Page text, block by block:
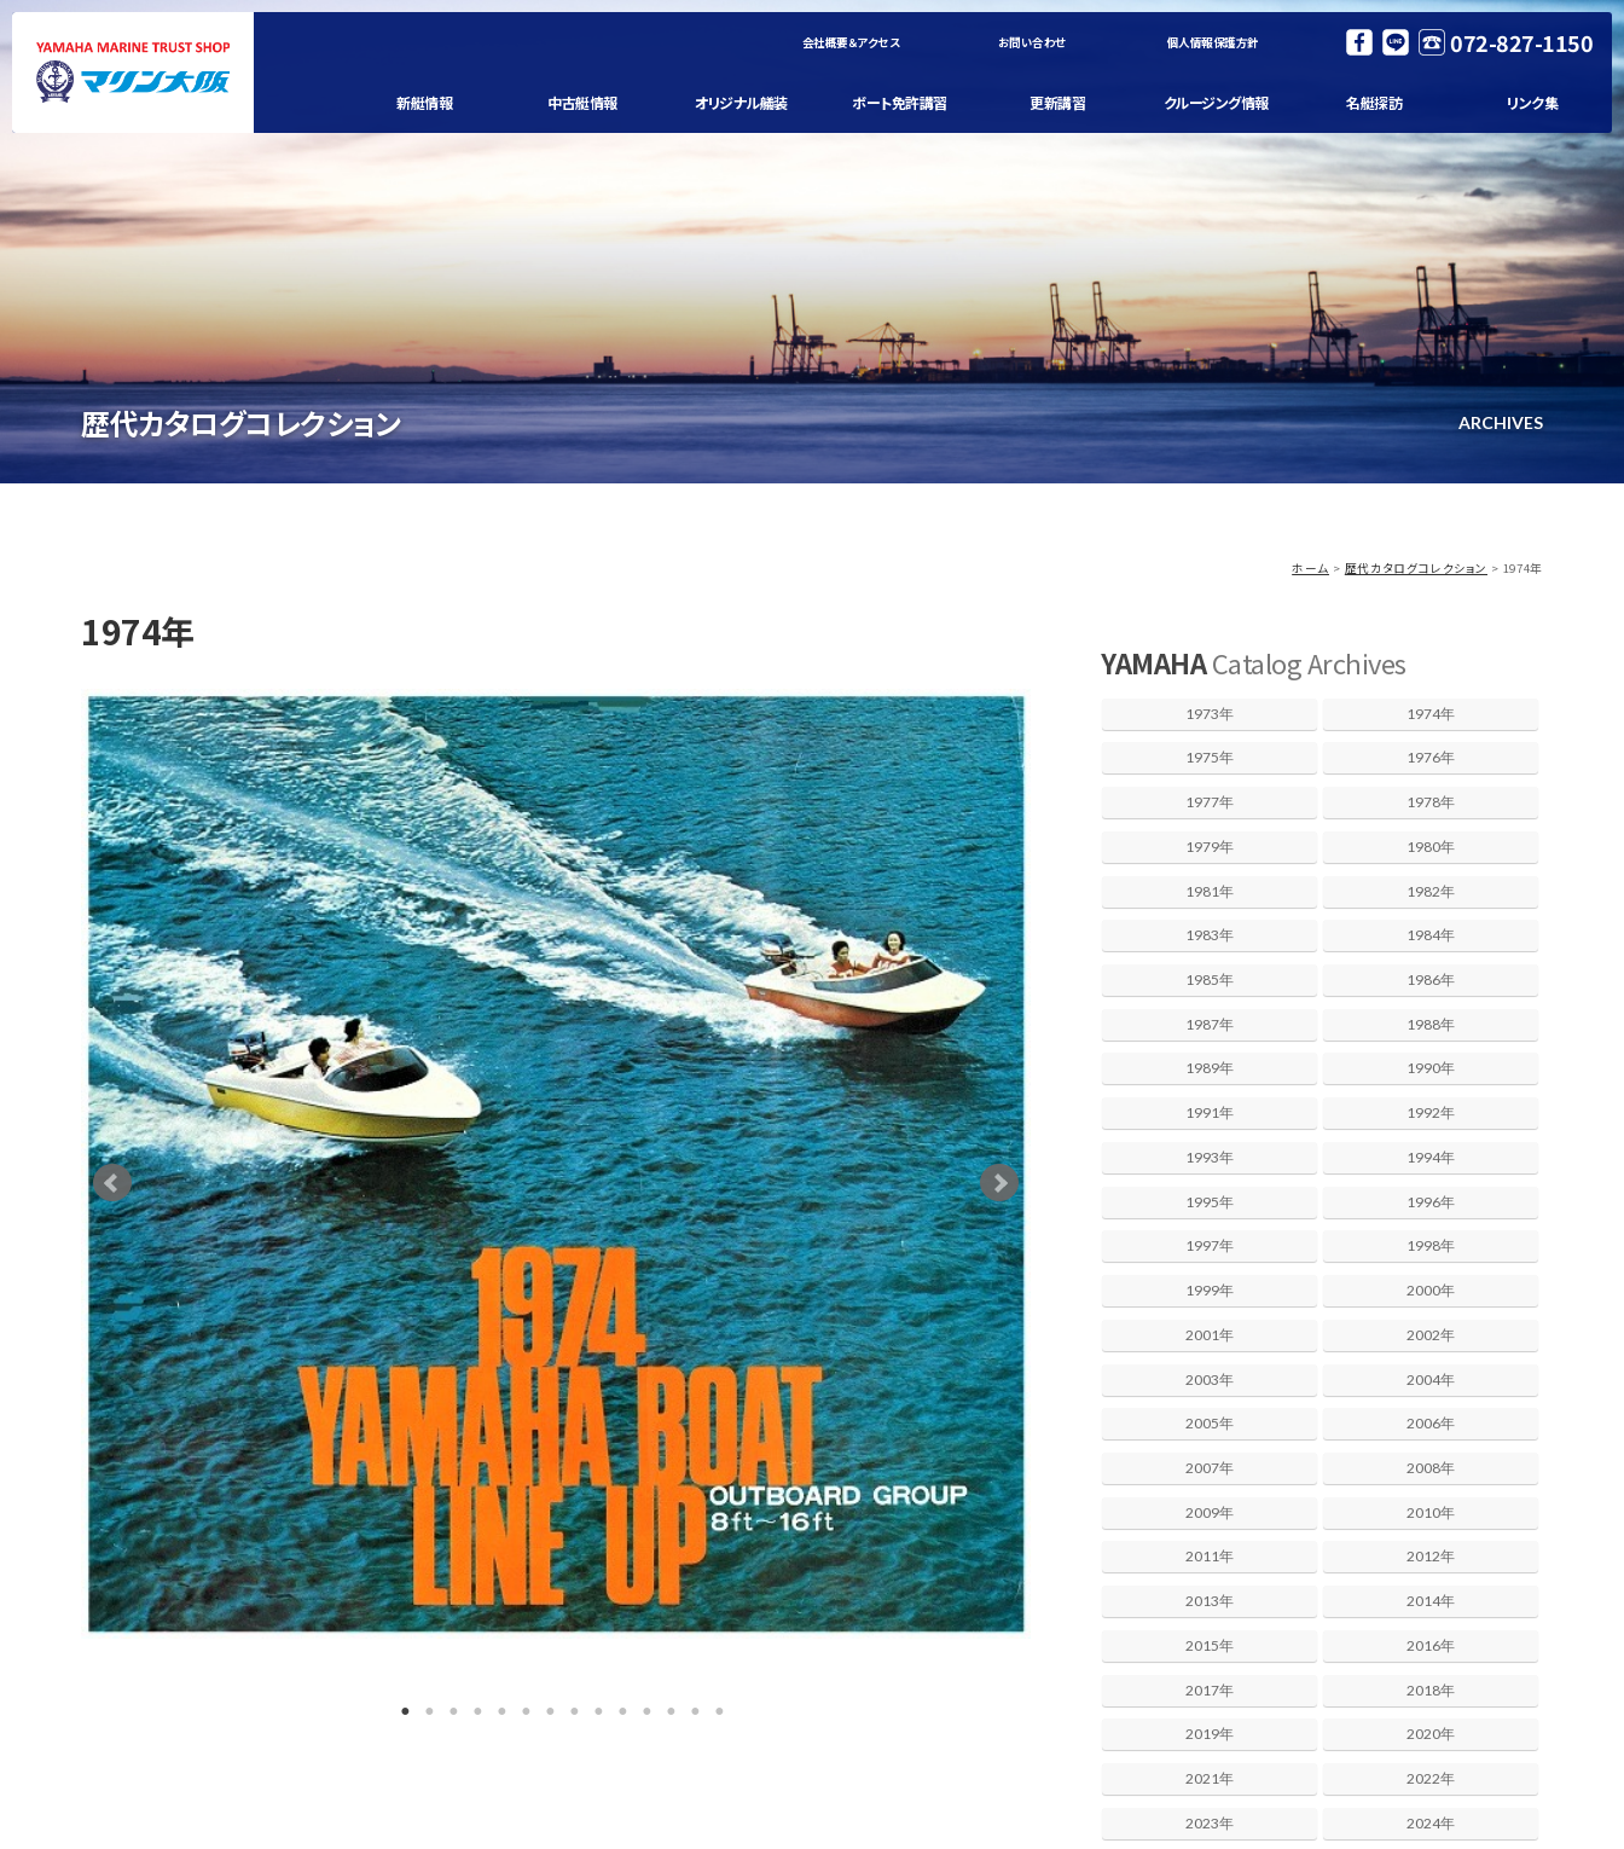
会社概要＆アクセス お問い合わせ 個人情報保護方針 072-827-1150
新艇情報 中古艇情報 オリジナル艤装 ボート免許講習 更新講習 クルージング情報 名艇探訪 リンク集
歴代カタログコレクション ARCHIVES
ホーム 歴代カタログコレクション 1974年
1974年
YAMAHACatalog Archives
1973年 1974年
1975年 1976年
1977年 1978年
1979年 1980年
1981年 1982年
1983年 1984年
1985年 1986年
1987年 1988年
1989年 1990年
1991年 1992年
1993年 1994年
1995年 1996年
1997年 1998年
1999年 2000年
2001年 2002年
2003年 2004年
2005年 2006年
2007年 2008年
2009年 2010年
2011年 2012年
2013年 2014年
2015年 2016年
2017年 2018年
2019年 2020年
2021年 2022年
2023年 2024年